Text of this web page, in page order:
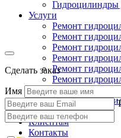
Гидроцилиндры
Услуги
Ремонт
Ремонт
Ремонт
Ремонт
Ремонт
Ремонт
Ремонт
Ремонт
Производство
Клиентам
Контакты
Сделать заказ
Имя